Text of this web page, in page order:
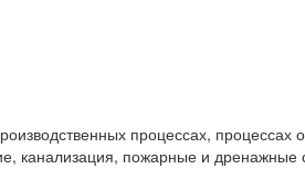
процессах, процессах
канализация, пожарные и